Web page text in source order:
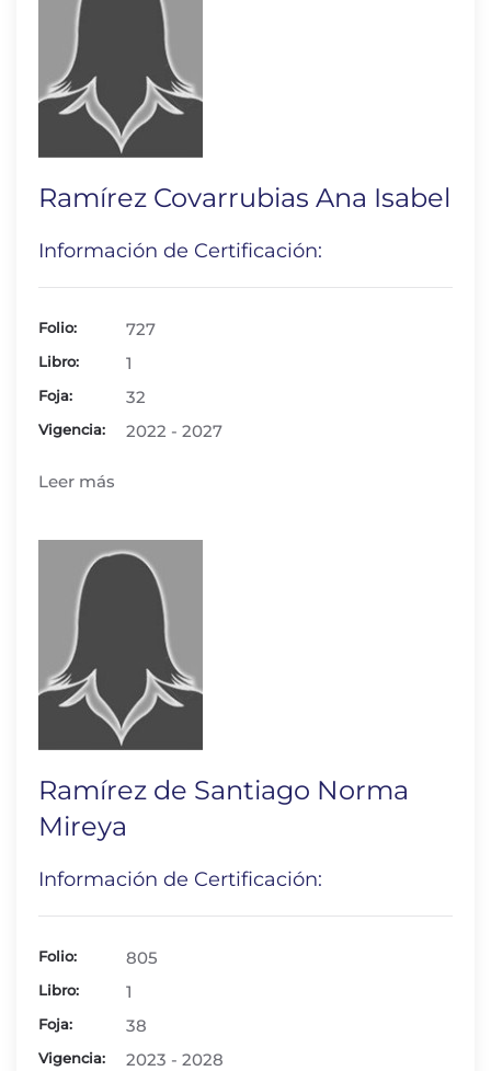
Ramírez Covarrubias Ana Isabel
Información de Certificación:
Folio: 727
Libro: 1
Foja: 32
Vigencia: 2022 - 2027
Leer más
Ramírez de Santiago Norma
Mireya
Información de Certificación:
Folio: 805
Libro: 1
Foja: 38
Vigencia: 2023 - 2028